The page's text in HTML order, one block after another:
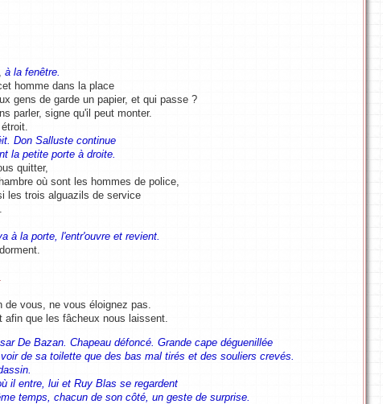
à la fenêtre.
homme dans la place
gens de garde un papier, et qui passe ?
parler, signe qu'il peut monter.
Don Salluste continue
la petite porte à droite.
quitter,
où sont les hommes de police,
les trois alguazils de service
à la porte, l'entr'ouvre et revient.
de vous, ne vous éloignez pas.
afin que les fâcheux nous laissent.
De Bazan. Chapeau défoncé. Grande cape déguenillée
de sa toilette que des bas mal tirés et des souliers crevés.
il entre, lui et Ruy Blas se regardent
temps, chacun de son côté, un geste de surprise.